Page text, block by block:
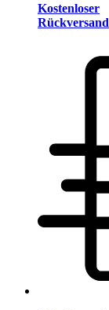
Kostenloser
Rückversand